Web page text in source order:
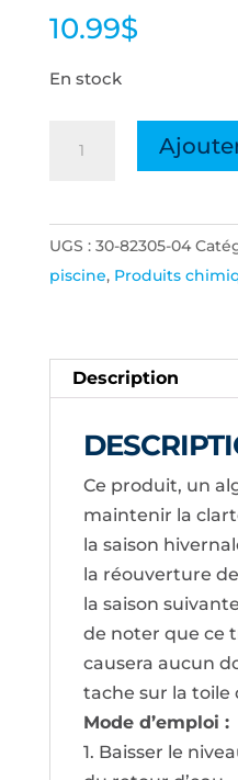
10.99$
En stock
4L
TREVI
UGS : 30-82305-04
piscine, Produits
Description
Ce produit, un
maintenir la
la saison
la réouverture
la saison
de noter que ce
causera aucun
tache sur la toile
Mode d’emploi :
1. Baisser le